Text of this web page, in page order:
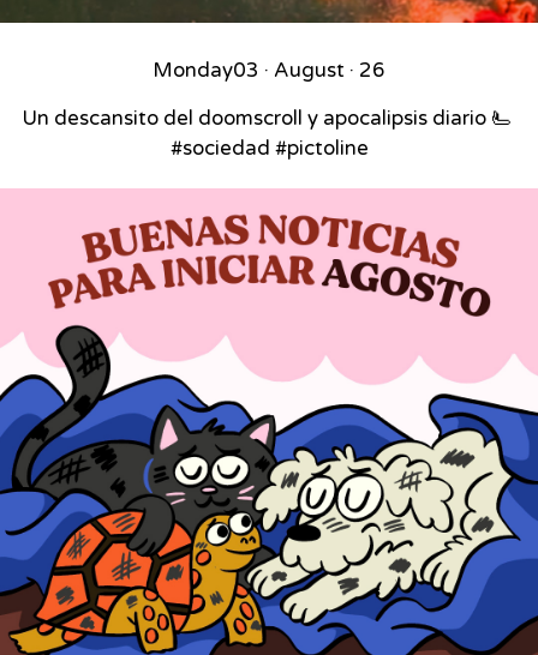
Monday03 · August · 26
Un descansito del doomscroll y apocalipsis diario 🫷⁣ ⁣
#sociedad #pictoline